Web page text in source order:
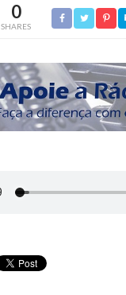
0
SHARES